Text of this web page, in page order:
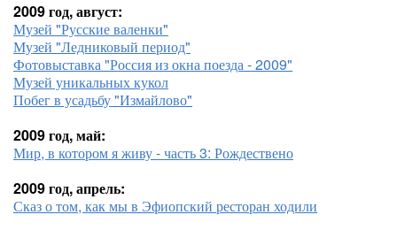
2009 год, август:
Музей "Русские валенки"
Музей "Ледниковый период"
Фотовыставка "Россия из окна поезда - 2009"
Музей уникальных кукол
Побег в усадьбу "Измайлово"
2009 год, май:
Мир, в котором я живу - часть 3: Рождествено
2009 год, апрель:
Сказ о том, как мы в Эфиопский ресторан ходили